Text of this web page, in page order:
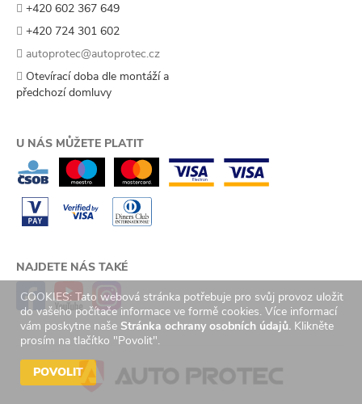
COOKIES: Tato webová stránka potřebuje pro svůj provoz uložit
do vašeho počítače informace ve formě cookies. Více informací
vám poskytne naše Stránka ochrany osobních údajů. Klikněte
prosím na tlačítko "Povolit".
POVOLIT
+420 602 367 649
+420 724 301 602
autoprotec@autoprotec.cz
Otevírací doba dle montáží a
předchozí domluvy
U NÁS MŮŽETE PLATIT
NAJDETE NÁS TAKÉ